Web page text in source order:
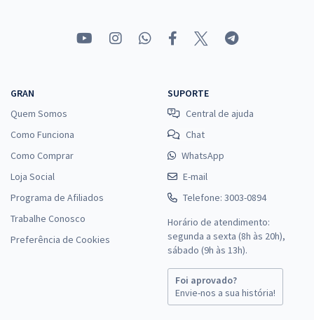
GRAN
Quem Somos
Como Funciona
Como Comprar
Loja Social
Programa de Afiliados
Trabalhe Conosco
Preferência de Cookies
SUPORTE
Central de ajuda
Chat
WhatsApp
E-mail
Telefone: 3003-0894
Horário de atendimento:
segunda a sexta (8h às 20h),
sábado (9h às 13h).
Foi aprovado?
Envie-nos a sua história!